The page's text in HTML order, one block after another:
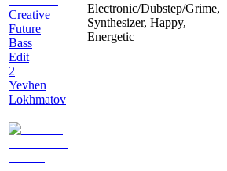
Creative
Future
Bass
Edit
2
Yevhen
Lokhmatov
Electronic/Dubstep/Grime,
Synthesizer, Happy,
Energetic